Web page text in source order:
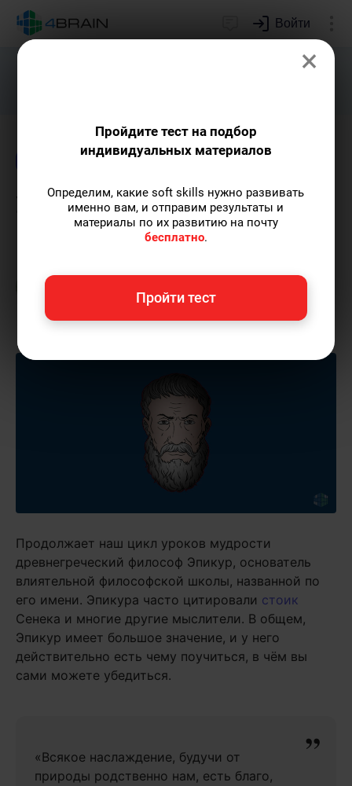
Войти
Подарим индивидуальный план
Внимание и память
Уроки мудрости от Эпикура
Пишу статьи по теме«Внимание и память»и
не только, а также рекомендую курс
Продолжает наш цикл уроков мудрости
древнегреческий философ Эпикур, основатель
влиятельной философской школы, названной по
его имени. Эпикура часто цитировали стоик
Сенека и многие другие мыслители. В общем,
Эпикур имеет большое значение, и у него
действительно есть чему поучиться, в чём вы
сами можете убедиться.
«Всякое наслаждение, будучи от
природы родственно нам, есть благо,
×
Пройдите тест на подбор
индивидуальных материалов
Определим, какие soft skills нужно развивать
именно вам, и отправим результаты и
материалы по их развитию на почту
бесплатно.
Пройти тест